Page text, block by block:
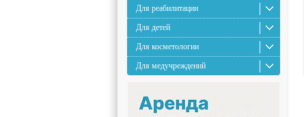
Для реабилитации
Для детей
Для косметологии
Для медучреждений